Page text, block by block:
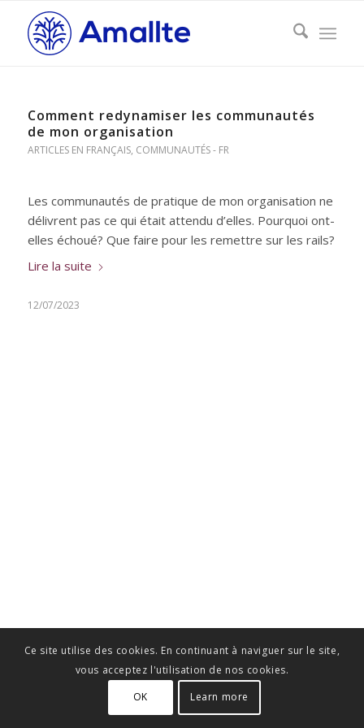
Comment redynamiser les communautés
de mon organisation
ARTICLES EN FRANÇAIS, COMMUNAUTÉS - FR
Les communautés de pratique de mon organisation ne
délivrent pas ce qui était attendu d’elles. Pourquoi ont-
elles échoué? Que faire pour les remettre sur les rails?
Lire la suite
12/07/2023
Ce site utilise des cookies. En continuant à naviguer sur le site,
vous acceptez l'utilisation de nos cookies.
OK
Learn more